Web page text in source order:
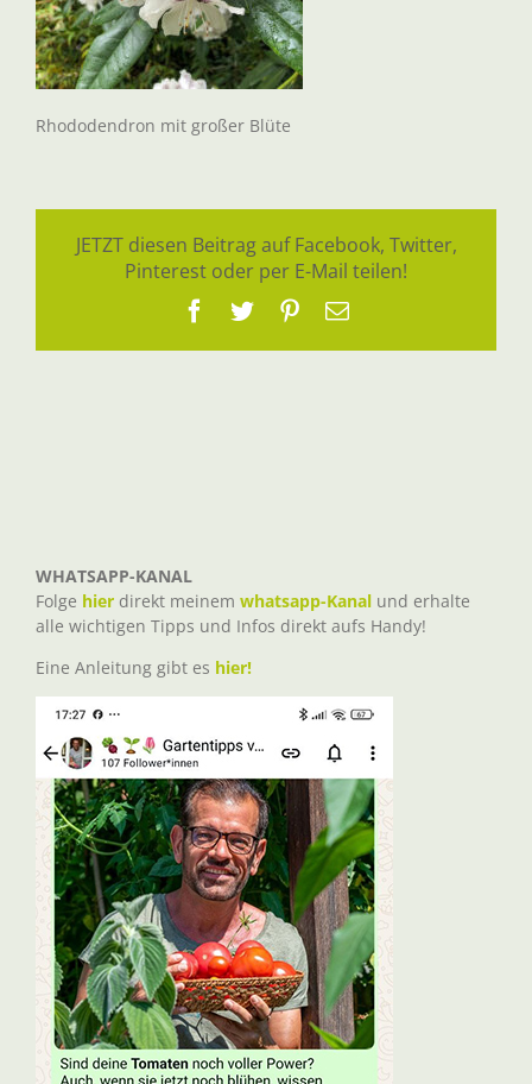
Rhododendron mit großer Blüte
JETZT diesen Beitrag auf Facebook, Twitter,
Pinterest oder per E-Mail teilen!
Facebook
TwitterPinterest
E-
WHATSAPP-KANAL
Folge hier direkt meinem whatsapp-Kanal und erhalte
alle wichtigen Tipps und Infos direkt aufs Handy!
Eine Anleitung gibt es hier!